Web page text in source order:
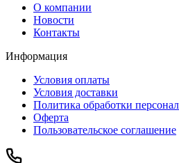
О компании
Новости
Контакты
Информация
Условия оплаты
Условия доставки
Политика обработки
Оферта
Пользовательское соглашение